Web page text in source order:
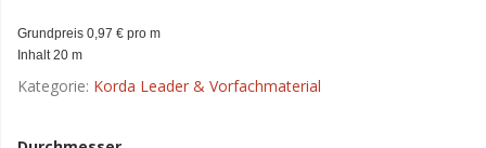
Grundpreis 0,97 € pro m
Inhalt 20 m
Kategorie: Korda Leader & Vorfachmaterial